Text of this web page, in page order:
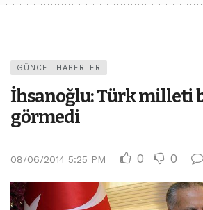
GÜNCEL HABERLER
İhsanoğlu: Türk milleti
görmedi
08/06/2014 5:25 PM 0 0